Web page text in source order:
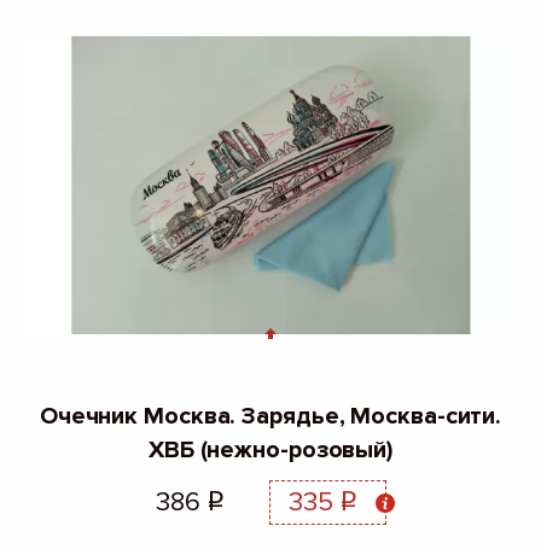
Очечник Москва. Зарядье, Москва-сити.
ХВБ (нежно-розовый)
386 q 335 q